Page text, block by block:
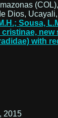
Dios,
Sousa,
cristinae,
with
2015